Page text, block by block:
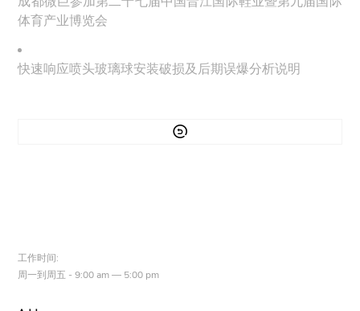
体育产业博览会
快速响应喷头玻璃球安装破损及后期误爆分析说明

工作时间:
周一到周五 - 9:00 am — 5:00 pm